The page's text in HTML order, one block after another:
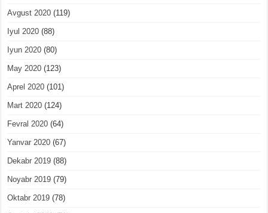
Avgust 2020 (119)
Iyul 2020 (88)
Iyun 2020 (80)
May 2020 (123)
Aprel 2020 (101)
Mart 2020 (124)
Fevral 2020 (64)
Yanvar 2020 (67)
Dekabr 2019 (88)
Noyabr 2019 (79)
Oktabr 2019 (78)